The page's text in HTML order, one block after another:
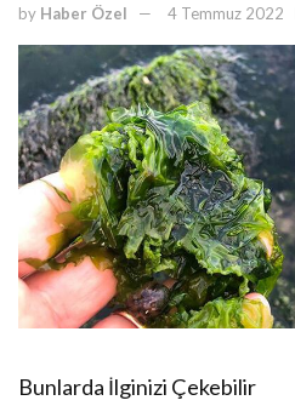
by Haber Özel 4 Temmuz 2022
Bunlarda İlginizi Çekebilir